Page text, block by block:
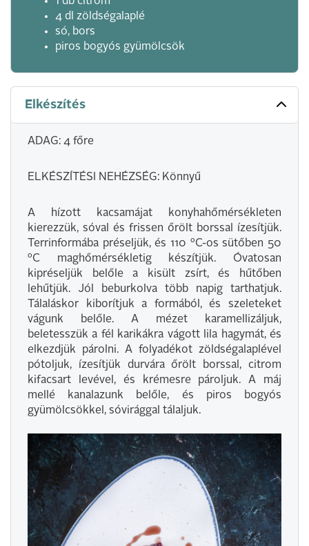
4 dl zöldségalaplé
só, bors
piros bogyós gyümölcsök
Elkészítés
ADAG: 4 főre
ELKÉSZÍTÉSI NEHÉZSÉG: Könnyű
A hízott kacsamájat konyhahőmérsékleten
kierezzük, sóval és frissen őrölt borssal ízesítjük.
Terrinformába préseljük, és 110 ºC-os sütőben 50
ºC maghőmérsékletig készítjük. Óvatosan
kipréseljük belőle a kisült zsírt, és hűtőben
lehűtjük. Jól beburkolva több napig tarthatjuk.
Tálaláskor kiborítjuk a formából, és szeleteket
vágunk belőle. A mézet karamellizáljuk,
beletesszük a fél karikákra vágott lila hagymát, és
elkezdjük párolni. A folyadékot zöldségalaplével
pótoljuk, ízesítjük durvára őrölt borssal, citrom
kifacsart levével, és krémesre pároljuk. A máj
mellé kanalazunk belőle, és piros bogyós
gyümölcsökkel, sóvirággal tálaljuk.